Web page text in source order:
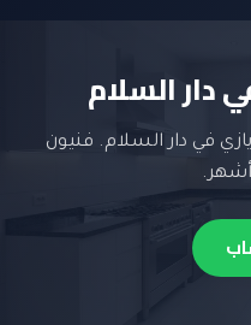
دار السلام
في دار السلام. فنيون